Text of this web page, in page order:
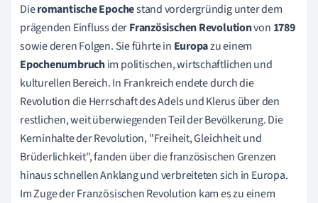
Dieromantische Epochestand vordergründig unter dem
prägenden Einfluss derFranzösischen Revolutionvon 1789
sowie deren Folgen. Sie führte in Europazu einem
Epochenumbruchim politischen, wirtschaftlichen und
kulturellen Bereich. In Frankreich endete durch die
Revolution die Herrschaft des Adels und Klerus über den
restlichen, weit überwiegenden Teil der Bevölkerung. Die
Kerninhalte der Revolution, "Freiheit, Gleichheit und
Brüderlichkeit", fanden über die französischen Grenzen
hinaus schnellen Anklang und verbreiteten sich in Europa.
Im Zuge der Französischen Revolution kam es zu einem